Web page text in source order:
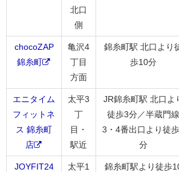
北口
側
chocoZAP
錦糸町
亀沢4
丁目
方面
錦糸町駅 北口より
歩10分
エニタイム
フィットネ
ス 錦糸町
店
太平3
丁
目・
駅近
JR錦糸町駅 北口よ
徒歩3分／半蔵門線
3・4番出口より徒
分
JOYFIT24
太平1
錦糸町駅より徒歩